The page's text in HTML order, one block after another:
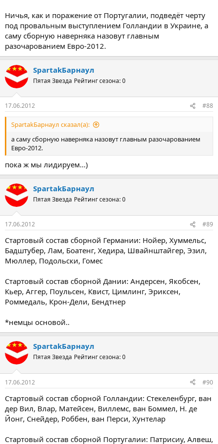
Ничья, как и поражение от Португалии, подведёт черту
под провальным выступлением Голландии в Украине, а
саму сборную наверняка назовут главным
разочарованием Евро-2012.
SpartakБарнаул
Пятая Звезда Рейтинг сезона: 0
17.06.2012 #88
SpartakБарнаул сказал(а):
а саму сборную наверняка назовут главным разочарованием
Евро-2012.
пока ж мы лидируем...)
SpartakБарнаул
Пятая Звезда Рейтинг сезона: 0
17.06.2012 #89
Стартовый состав сборной Германии: Нойер, Хуммельс,
Бадштубер, Лам, Боатенг, Хедира, Швайнштайгер, Эзил,
Мюллер, Подольски, Гомес
Стартовый состав сборной Дании: Андерсен, Якобсен,
Кьер, Аггер, Поульсен, Квист, Цимлинг, Эриксен,
Роммедаль, Крон-Дели, Бендтнер
*немцы основой..
SpartakБарнаул
Пятая Звезда Рейтинг сезона: 0
17.06.2012 #90
Стартовый состав сборной Голландии: Стекеленбург, ван
дер Вил, Влар, Матейсен, Виллемс, ван Боммел, Н. де
Йонг, Снейдер, Роббен, ван Перси, Хунтелар
Стартовый состав сборной Португалии: Патрисиу, Алвеш,